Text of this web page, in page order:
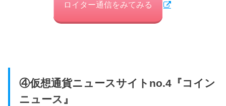
ロイター通信をみてみる
④仮想通貨ニュースサイトno.4『コイン
ニュース』